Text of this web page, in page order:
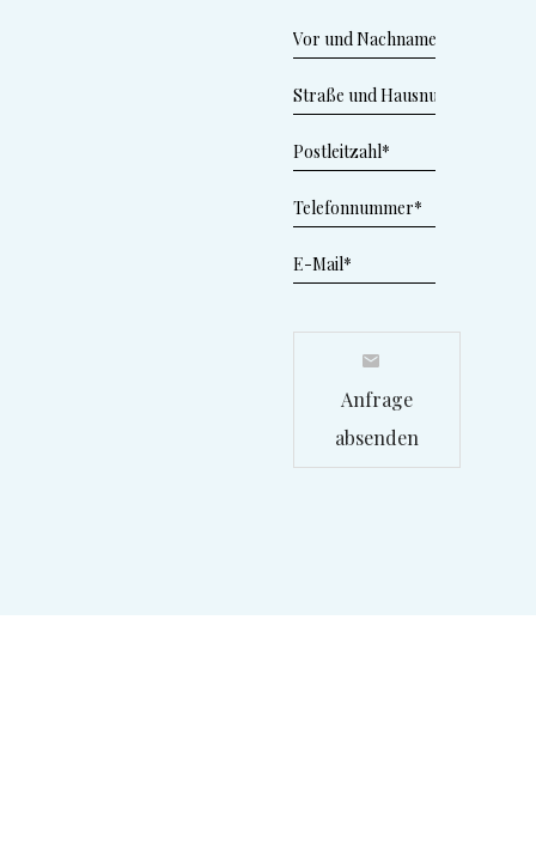
Anfrage
absenden